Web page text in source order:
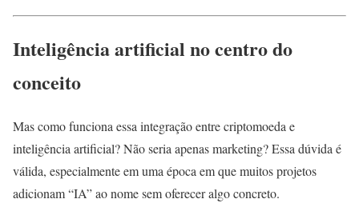
Inteligência artificial no centro do
conceito
Mas como funciona essa integração entre criptomoeda e
inteligência artificial? Não seria apenas marketing? Essa dúvida é
válida, especialmente em uma época em que muitos projetos
adicionam “IA” ao nome sem oferecer algo concreto.